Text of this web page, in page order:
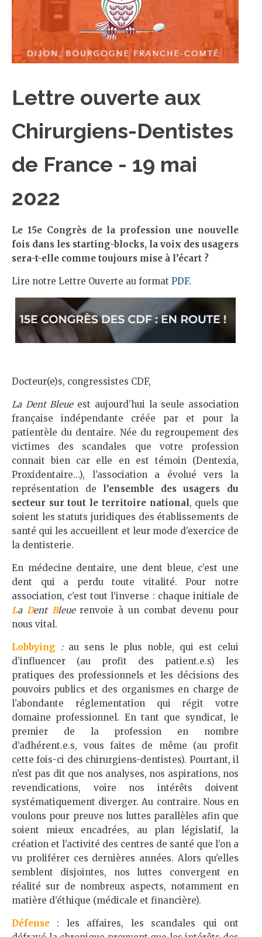
Lettre ouverte aux
Chirurgiens-Dentistes
de France - 19 mai
2022
Le 15e Congrès de la profession une nouvelle
fois dans les starting-blocks, la voix des usagers
sera-t-elle comme toujours mise à l’écart ?
Lire notre Lettre Ouverte au format PDF.
Docteur(e)s, congressistes CDF,
La Dent Bleue est aujourd’hui la seule association
française indépendante créée par et pour la
patientèle du dentaire. Née du regroupement des
victimes des scandales que votre profession
connait bien car elle en est témoin (Dentexia,
Proxidentaire…), l’association a évolué vers la
représentation de l’ensemble des usagers du
secteur sur tout le territoire national, quels que
soient les statuts juridiques des établissements de
santé qui les accueillent et leur mode d’exercice de
la dentisterie.
En médecine dentaire, une dent bleue, c’est une
dent qui a perdu toute vitalité. Pour notre
association, c’est tout l’inverse : chaque initiale de
La Dent Bleuerenvoie à un combat devenu pour
nous vital.
Lobbying :au sens le plus noble, qui est celui
d’influencer (au profit des patient.e.s) les
pratiques des professionnels et les décisions des
pouvoirs publics et des organismes en charge de
l’abondante réglementation qui régit votre
domaine professionnel. En tant que syndicat, le
premier de la profession en nombre
d’adhérent.e.s, vous faites de même (au profit
cette fois-ci des chirurgiens-dentistes). Pourtant, il
n’est pas dit que nos analyses, nos aspirations, nos
revendications, voire nos intérêts doivent
systématiquement diverger. Au contraire. Nous en
voulons pour preuve nos luttes parallèles afin que
soient mieux encadrées, au plan législatif, la
création et l’activité des centres de santé que l’on a
vu proliférer ces dernières années. Alors qu’elles
semblent disjointes, nos luttes convergent en
réalité sur de nombreux aspects, notamment en
matière d’éthique (médicale et financière).
Défense : les affaires, les scandales qui ont